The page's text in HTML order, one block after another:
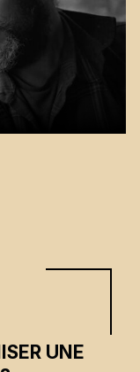
Martin,
en compagnie de
UNE